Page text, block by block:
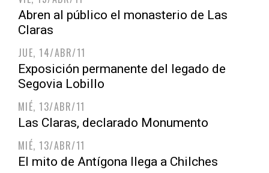
Abren al público el monasterio de Las
Claras
JUE, 14/ABR/11
Exposición permanente del legado de
Segovia Lobillo
MIÉ, 13/ABR/11
Las Claras, declarado Monumento
MIÉ, 13/ABR/11
El mito de Antígona llega a Chilches